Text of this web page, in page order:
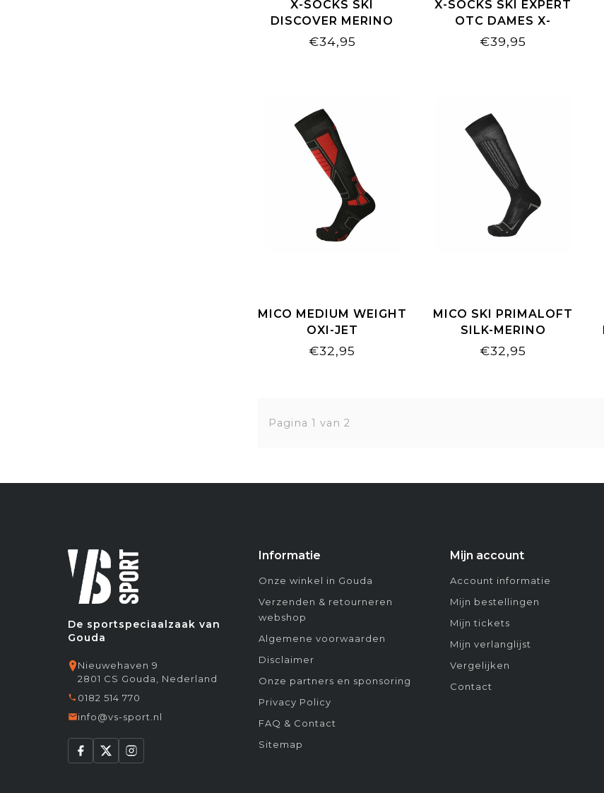
X-SOCKS SKI
DISCOVER MERINO
OTC X-BLACK/GREY
€34,95
X-SOCKS SKI EXPERT
OTC DAMES X-
WHITE/LAVENDER
€39,95
MICO MEDIUM WEIGHT
OXI-JET
COMPRESSION ZWART
€32,95
MICO SKI PRIMALOFT
SILK-MERINO
SUPERTHERMO
€32,95
Pagina 1 van 2
De sportspeciaalzaak van
Gouda
Nieuwehaven 9
2801 CS Gouda, Nederland
0182 514 770
info@vs-sport.nl
Informatie
Onze winkel in Gouda
Verzenden & retourneren
webshop
Algemene voorwaarden
Disclaimer
Onze partners en sponsoring
Privacy Policy
FAQ & Contact
Sitemap
Mijn account
Account informatie
Mijn bestellingen
Mijn tickets
Mijn verlanglijst
Vergelijken
Contact